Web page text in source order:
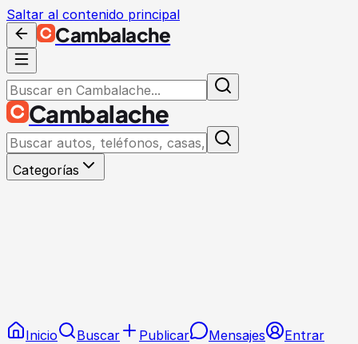
Saltar al contenido principal
Cambalache
Cambalache
Categorías
Inicio Buscar Publicar Mensajes Entrar